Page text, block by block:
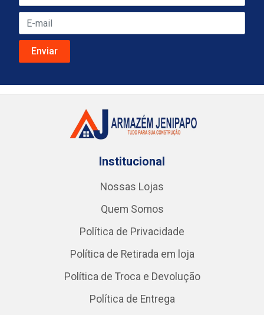
Institucional
Nossas Lojas
Quem Somos
Política de Privacidade
Política de Retirada em loja
Política de Troca e Devolução
Política de Entrega